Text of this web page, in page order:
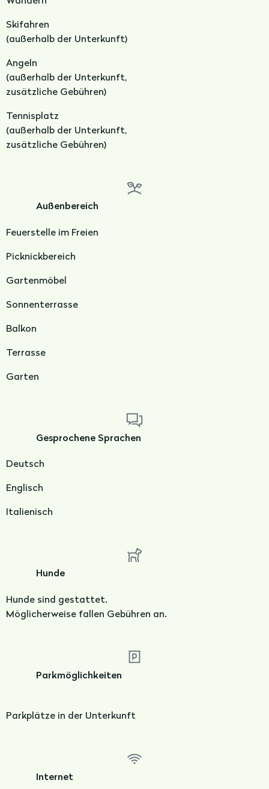
Skifahren
(außerhalb der Unterkunft)
Angeln
(außerhalb der Unterkunft,
zusätzliche Gebühren)
Tennisplatz
(außerhalb der Unterkunft,
zusätzliche Gebühren)
Außenbereich
Feuerstelle im Freien
Picknickbereich
Gartenmöbel
Sonnenterrasse
Balkon
Terrasse
Garten
Gesprochene Sprachen
Deutsch
Englisch
Italienisch
Hunde
Hunde sind gestattet.
Möglicherweise fallen Gebühren an.
Parkmöglichkeiten
Parkplätze in der Unterkunft
Internet